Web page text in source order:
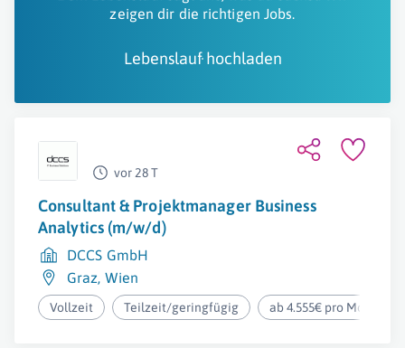
zeigen dir die richtigen Jobs.
Lebenslauf hochladen
vor 28 T
Consultant & Projektmanager Business
Analytics (m/w/d)
DCCS GmbH
Graz, Wien
Vollzeit Teilzeit/geringfügig ab 4.555€ pro Monat